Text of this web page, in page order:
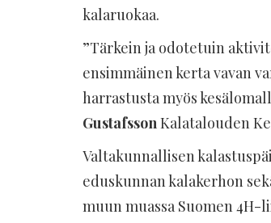
kalaruokaa.
”Tärkein ja odotetuin
ensimmäinen kerta vavan
harrastusta myös
GustafssonKalatalouden
Valtakunnallisen
eduskunnan kalakerhon
muun muassa Suomen 4H-